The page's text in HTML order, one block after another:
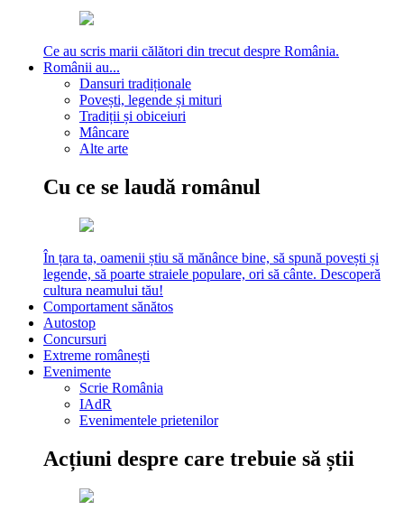
Ce au scris marii călători din trecut despre România.
Românii au...
Dansuri tradiționale
Povești, legende și mituri
Tradiții și obiceiuri
Mâncare
Alte arte
Cu ce se laudă românul
În țara ta, oamenii știu să mănânce bine, să spună povești și
legende, să poarte straiele populare, ori să cânte. Descoperă
cultura neamului tău!
Comportament sănătos
Autostop
Concursuri
Extreme românești
Evenimente
Scrie România
IAdR
Evenimentele prietenilor
Acțiuni despre care trebuie să știi